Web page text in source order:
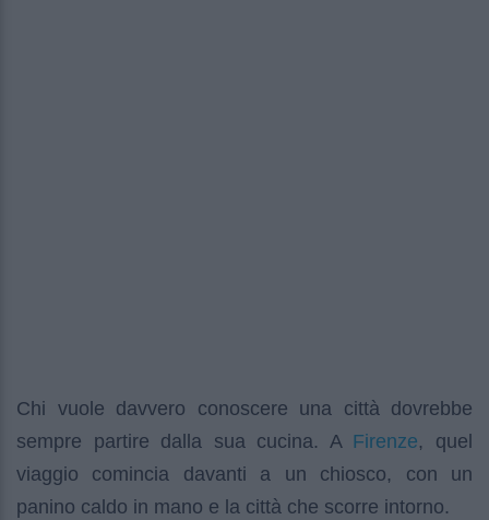
Chi vuole davvero conoscere una città dovrebbe
sempre partire dalla sua cucina. A Firenze, quel
viaggio comincia davanti a un chiosco, con un
panino caldo in mano e la città che scorre intorno.